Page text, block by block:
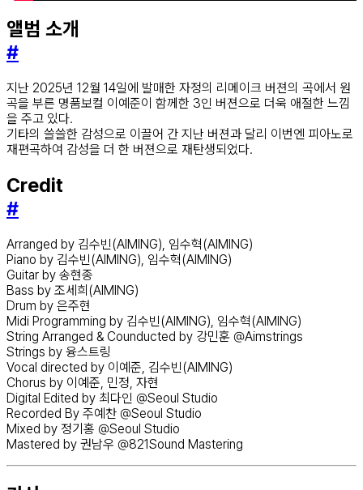
앨범 소개
#
지난 2025년 12월 14일에 발매한 자정의 리메이크 버젼의 곡에서 원
곡을 부른 명품보컬 이예준이 함께한 3인 버젼으로 더욱 애절한 느낌
을 주고 있다.
기타의 쓸쓸한 감성으로 이끌어 간 지난 버젼과 달리 이번엔 피아노로
재편곡하여 감성을 더 한 버젼으로 재탄생되었다.
Credit
#
Arranged by 김수빈(AIMING), 임수혁(AIMING)
Piano by 김수빈(AIMING), 임수혁(AIMING)
Guitar by 송현종
Bass by 조세희(AIMING)
Drum by 은주현
Midi Programming by 김수빈(AIMING), 임수혁(AIMING)
String Arranged & Counducted by 강민훈 @Aimstrings
Strings by 융스트링
Vocal directed by 이예준, 김수빈(AIMING)
Chorus by 이예준, 민정, 자현
Digital Edited by 최다인 @Seoul Studio
Recorded By 주예찬 @Seoul Studio
Mixed by 정기홍 @Seoul Studio
Mastered by 권남우 @821Sound Mastering